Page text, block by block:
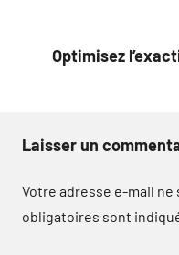
Optimisez
Laisser un
Votre adresse e-mail ne
obligatoires sont